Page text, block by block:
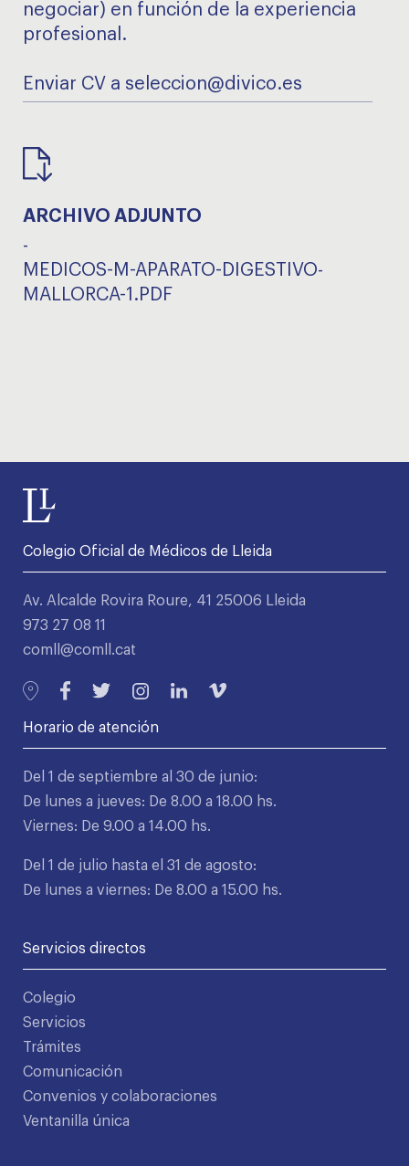
negociar) en función de la experiencia
profesional.
Enviar CV a seleccion@divico.es
ARCHIVO ADJUNTO
-
MEDICOS-M-APARATO-DIGESTIVO-
MALLORCA-1.PDF
Colegio Oficial de Médicos de Lleida
Av. Alcalde Rovira Roure, 41 25006 Lleida
973 27 08 11
comll@comll.cat
Horario de atención
Del 1 de septiembre al 30 de junio:
De lunes a jueves: De 8.00 a 18.00 hs.
Viernes: De 9.00 a 14.00 hs.
Del 1 de julio hasta el 31 de agosto:
De lunes a viernes: De 8.00 a 15.00 hs.
Servicios directos
Colegio
Servicios
Trámites
Comunicación
Convenios y colaboraciones
Ventanilla única